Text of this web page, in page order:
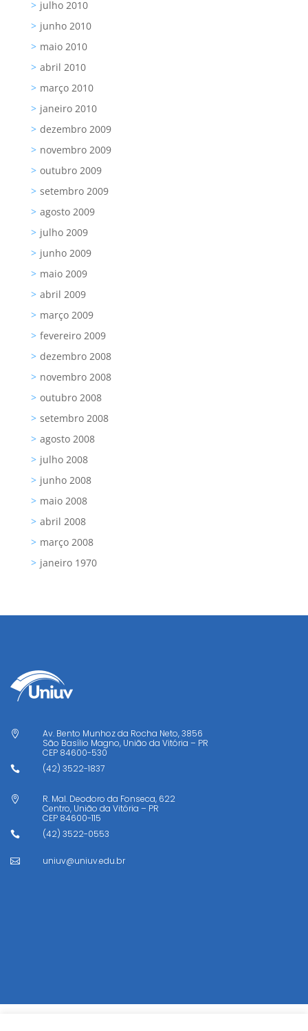
julho 2010
junho 2010
maio 2010
abril 2010
março 2010
janeiro 2010
dezembro 2009
novembro 2009
outubro 2009
setembro 2009
agosto 2009
julho 2009
junho 2009
maio 2009
abril 2009
março 2009
fevereiro 2009
dezembro 2008
novembro 2008
outubro 2008
setembro 2008
agosto 2008
julho 2008
junho 2008
maio 2008
abril 2008
março 2008
janeiro 1970

Av. Bento Munhoz da Rocha Neto, 3856
São Basílio Magno, União da Vitória – PR
CEP 84600-530
 (42) 3522-1837

R. Mal. Deodoro da Fonseca, 622
Centro, União da Vitória – PR
CEP 84600-115
 (42) 3522-0553
 uniuv@uniuv.edu.br